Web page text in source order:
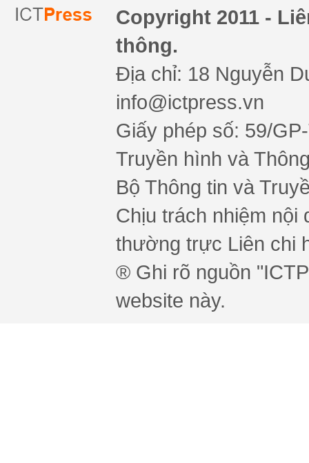
Copyright 2011 -
thông.
Địa chỉ: 18 Nguyễn
info@ictpress.vn
Giấy phép số: 59/
Truyền hình và
Bộ Thông tin và
Chịu trách nhiệm nội
thường trực Liên chi
® Ghi rõ nguồn
website này.